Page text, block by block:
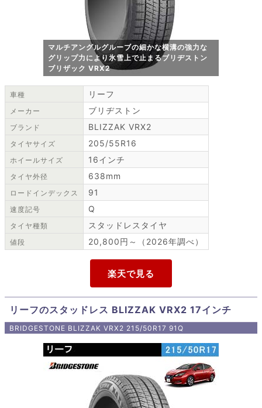
マルチアングルグルーブの細かな横溝の強力な
グリップ力により氷雪上で止まるブリヂストン
ブリザック VRX2
車種 リーフ
メーカー ブリヂストン
ブランド BLIZZAK VRX2
タイヤサイズ 205/55R16
ホイールサイズ 16インチ
タイヤ外径 638mm
ロードインデックス 91
速度記号 Q
タイヤ種類 スタッドレスタイヤ
値段 20,800円～（2026年調べ）
リーフのスタッドレス BLIZZAK VRX2 17インチ
BRIDGESTONE BLIZZAK VRX2 215/50R17 91Q